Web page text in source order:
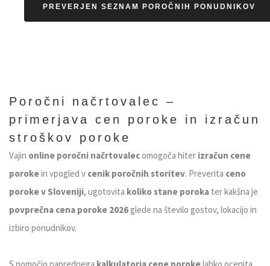
PREVERJEN SEZNAM POROČNIH PONUDNIKOV
Poročni načrtovalec –
primerjava cen poroke in izračun
stroškov poroke
Vajin online poročni načrtovalecomogoča hiter izračun cene
porokein vpogled v cenik poročnih storitev. Preverita ceno
poroke v Sloveniji, ugotovita koliko stane poroka ter kakšna je
povprečna cena poroke 2026glede na število gostov, lokacijo in
izbiro ponudnikov.